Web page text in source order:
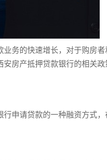
务的快速增长，对于购房者
房产抵押贷款银行的相关政
申请贷款的一种融资方式